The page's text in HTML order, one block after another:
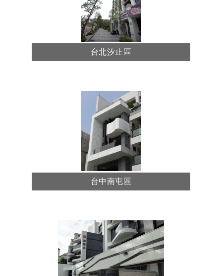
台北汐止區
台中南屯區